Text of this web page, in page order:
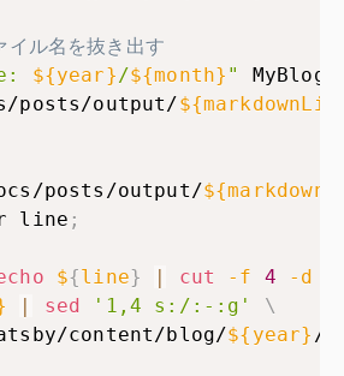
ル名を抜き出す
${year}/${month} "
posts/output/
posts/output/
line ;
${line} | cut -f 4 -d
| sed '1,4 s:/:-:g'
\
content/blog/${year} /